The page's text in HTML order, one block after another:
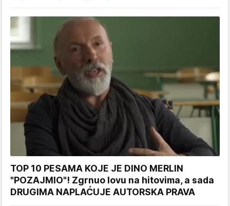
TOP 10 PESAMA KOJE JE DINO MERLIN
"POZAJMIO"! Zgrnuo lovu na hitovima, a sada
DRUGIMA NAPLAĆUJE AUTORSKA PRAVA